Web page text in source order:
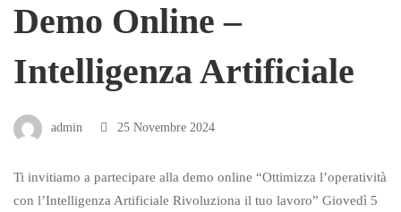
Demo Online –
Intelligenza Artificiale
admin 25 Novembre 2024
Ti invitiamo a partecipare alla demo online “Ottimizza l’operatività
con l’Intelligenza Artificiale Rivoluziona il tuo lavoro” Giovedì 5